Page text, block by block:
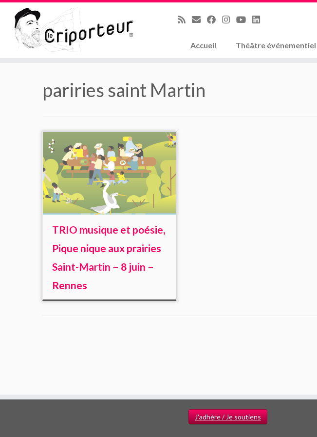
Accueil Théâtre événementiel
pariries saint Martin
TRIO musique et poésie,
Pique nique aux prairies
Saint-Martin – 8 juin –
Rennes
J'adhère / Je soutiens